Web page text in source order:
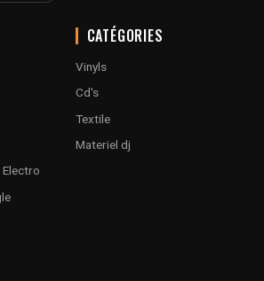
CATÉGORIES
Vinyls
Cd's
Textile
Materiel dj